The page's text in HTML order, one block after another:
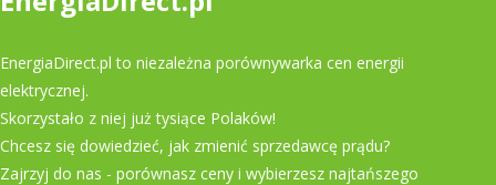
EnergiaDirect.pl to niezależna porównywarka cen energii
elektrycznej.
Skorzystało z niej już tysiące Polaków!
Chcesz się dowiedzieć, jak zmienić sprzedawcę prądu?
Zajrzyj do nas - porównasz ceny i wybierzesz najtańszego